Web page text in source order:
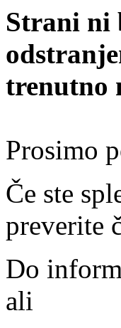
Strani ni
trenutno
Prosimo
Če ste
preverite
Do
ali